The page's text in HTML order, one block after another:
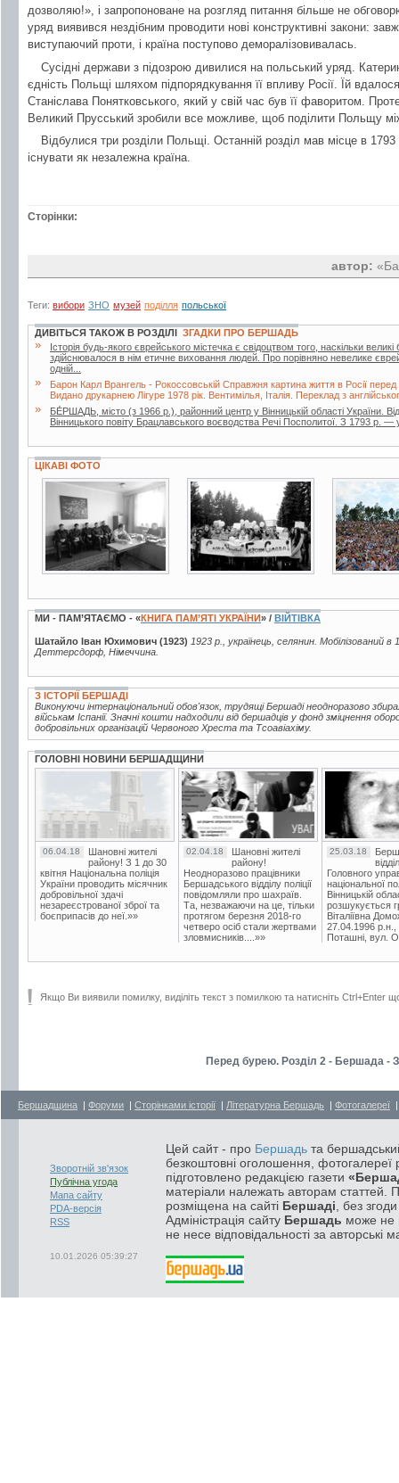
дозволяю!», і запропоноване на розгляд питання більше не
уряд виявився нездібним проводити нові конструктивні закони:
виступаючий проти, і країна поступово деморалізовивалась.
Сусідні держави з підозрою дивилися на польський уряд.
єдність Польщі шляхом підпорядкування її впливу Росії. Їй
Станіслава Понятковського, який у свій час був її фаворитом.
Великий Прусський зробили все можливе, щоб поділити Польщу
Відбулися три розділи Польщі. Останній розділ мав місце в
існувати як незалежна країна.
Сторінки:
автор:
Теги: вибори ЗНО музей поділля польської
ДИВІТЬСЯ ТАКОЖ В РОЗДІЛІ ЗГАДКИ ПРО БЕРШАДЬ
»
Історія будь-якого єврейського містечка є свідоцтвом того, наскільки великі
здійснювалося в нім етичне виховання людей. Про порівняно невелике
одній...
»
Барон Карл Врангель - Рокоссовській Справжня картина життя в Росії
Видано друкарнею Лігуре 1978 рік. Вентимілья, Італія. Переклад з
»
БЕ́РШАДЬ, місто (з 1966 р.), районний центр у Вінницькій області України.
Вінницького повіту Брацлавського воєводства Речі Посполитої. З 1793 р. — у
ЦІКАВІ ФОТО
5 фото 3 фото 28 фото
МИ - ПАМ’ЯТАЄМО - «КНИГА ПАМ’ЯТІ УКРАЇНИ» / ВІЙТІВКА
Шатайло Іван Юхимович (1923) 1923 р., українець, селянин. Мобілізований
Деттерсдорф, Німеччина.
З ІСТОРІЇ БЕРШАДІ
Виконуючи інтернаціональний обов'язок, трудящі Бершаді неодноразово
військам Іспанії. Значні кошти надходили від бершадців у фонд зміцнення
добровільних організацій Червоного Хреста та Тсоавіахіму.
ГОЛОВНІ НОВИНИ БЕРШАДЩИНИ
06.04.18
Шановні жителі
району! З 1 до 30
квітня Національна поліція
України проводить місячник
добровільної здачі
незареєстрованої зброї та
боєприпасів до неї.»»
02.04.18
Шановні жителі
району!
Неодноразово працівники
Бершадського відділу поліції
повідомляли про шахраїв.
Та, незважаючи на це, тільки
протягом березня 2018-го
четверо осіб стали жертвами
зловмисників....»»
25.03.18
Головного
національної
Вінницькій
розшукується
Віталіївна
27.04.1996 р.н.,
Поташні, вул.
Якщо Ви виявили помилку, виділіть текст з помилкою та натисніть Ctrl+Enter
Перед бурею. Розділ 2 - Бершада -
Бершадщина | Форуми | Сторінками історії | Літературна Бершадь | Фотогалереї
Зворотній зв'язок
Публічна угода
Мапа сайту
PDA-версія
RSS
10.01.2026 05:39:27
Цей сайт - про Бершадь та
безкоштовні оголошення, фотогалереї
підготовлено редакцією газети
матеріали належать авторам статтей.
розміщена на сайті Бершаді , без
Адміністрація сайту Бершадь може не
не несе відповідальності за авторські